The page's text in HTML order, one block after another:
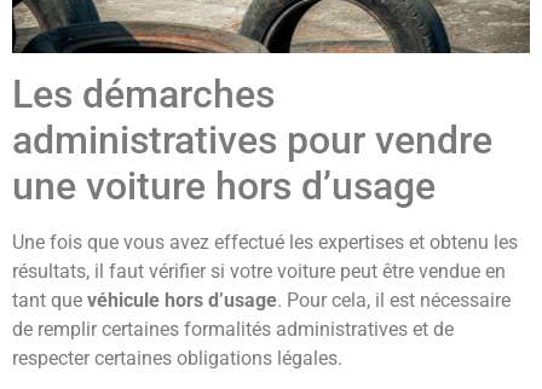
Les démarches
administratives pour vendre
une voiture hors d’usage
Une fois que vous avez effectué les expertises et obtenu les
résultats, il faut vérifier si votre voiture peut être vendue en
tant que véhicule hors d’usage. Pour cela, il est nécessaire
de remplir certaines formalités administratives et de
respecter certaines obligations légales.